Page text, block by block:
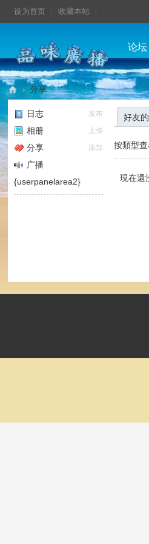
设为首页 收藏本站
论坛
味
› 分享
发布
日志
上传
相册
添加
分享
广播
{userpanelarea2}
好友
按類型
現在還